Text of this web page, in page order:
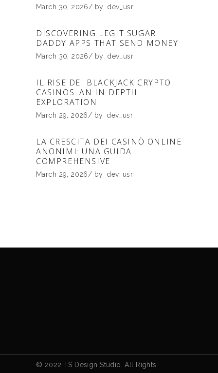
March 30, 2026 by dev_usr
DISCOVERING LEGIT SUGAR
DADDY APPS THAT SEND MONEY
March 30, 2026 by dev_usr
IL RISE DEI BLACKJACK CRYPTO
CASINOS: AN IN-DEPTH
EXPLORATION
March 29, 2026 by dev_usr
LA CRESCITA DEI CASINÒ ONLINE
ANONIMI: UNA GUIDA
COMPREHENSIVE
March 29, 2026 by dev_usr
© 2022 TS Design Studio. All Rights